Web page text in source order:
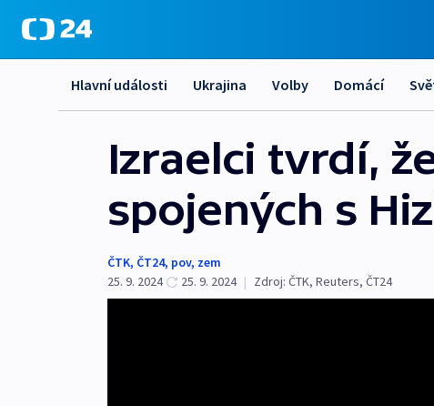
Hlavní události Ukrajina Volby Domácí
Izraelci tvrdí,
spojených s
ČTK, ČT24, pov, zem
25. 9. 2024
25. 9. 2024 | Zdroj: ČTK, Reuters, ČT24